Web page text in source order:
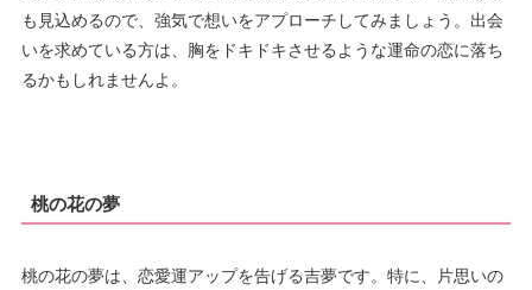
も見込めるので、強気で想いをアプローチしてみましょう。出会
いを求めている方は、胸をドキドキさせるような運命の恋に落ち
るかもしれませんよ。
桃の花の夢
桃の花の夢は、恋愛運アップを告げる吉夢です。特に、片思いの